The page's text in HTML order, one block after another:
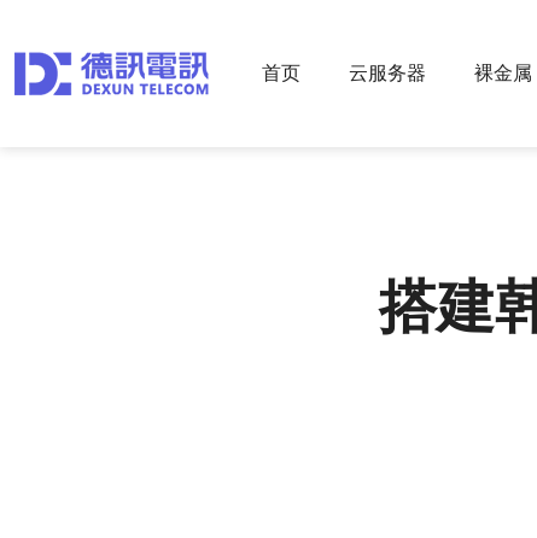
首页 云服务器 裸金属
搭建